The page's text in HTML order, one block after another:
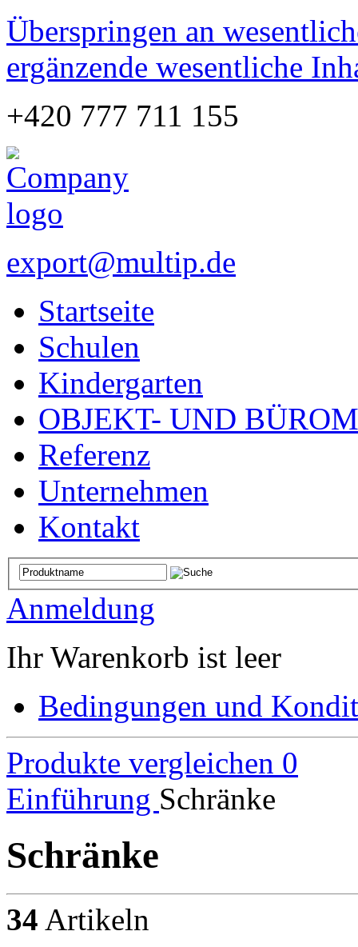
Überspringen an
ergänzende wesentliche
+420 777 711 155
export@multip.de
Startseite
Schulen
Kindergarten
OBJEKT- UND
Referenz
Unternehmen
Kontakt
Anmeldung
Ihr Warenkorb ist leer
Bedingungen und
Produkte vergleichen 0
Einführung Schränke
Schränke
34 Artikeln